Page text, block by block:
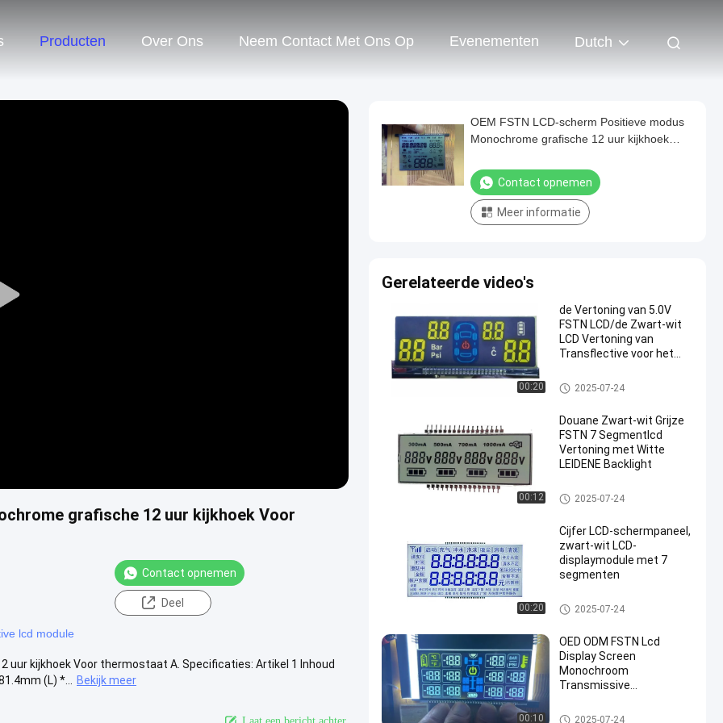
Producten Over Ons Neem Contact Met Ons Op Evenementen Dutch
Play
grafische 12 uur kijkhoek Voor
Contact opnemen
Deel
lcd module
uur kijkhoek Voor thermostaat A. Specificaties: Artikel 1 Inhoud
(L) *...
Bekijk meer
Laat een bericht achter.
OEM FSTN LCD-scherm Positieve modus
Monochrome grafische 12 uur kijkhoek
Contact opnemen
Meer informatie
Gerelateerde video's
00:20
de Vertoning van 5.0V
FSTN LCD/de Zwart-wit
LCD Vertoning van
Transflective voor het
Voertuigdrager
fstn lcd vertoning
2025-07-24
00:12
Douane Zwart-wit Grijze
FSTN 7 Segmentlcd
Vertoning met Witte
LEIDENE Backlight
fstn lcd vertoning
2025-07-24
00:20
Cijfer LCD-schermpaneel,
zwart-wit LCD-
displaymodule met 7
segmenten
fstn lcd vertoning
2025-07-24
00:10
OED ODM FSTN Lcd
Display Screen
Monochroom
Transmissive
fstn lcd vertoning
2025-07-24